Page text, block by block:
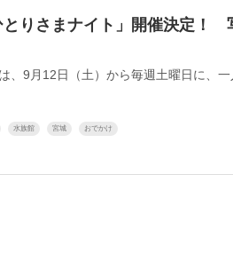
とりさまナイト」開催決定！
、9月12日（土）から毎週土曜日に、一
水族館 宮城 おでかけ